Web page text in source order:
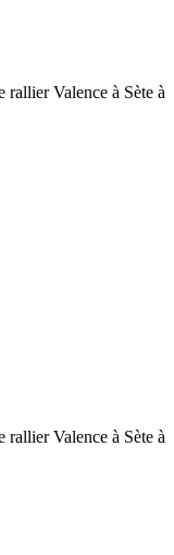
Valence à Sète à
Valence à Sète à